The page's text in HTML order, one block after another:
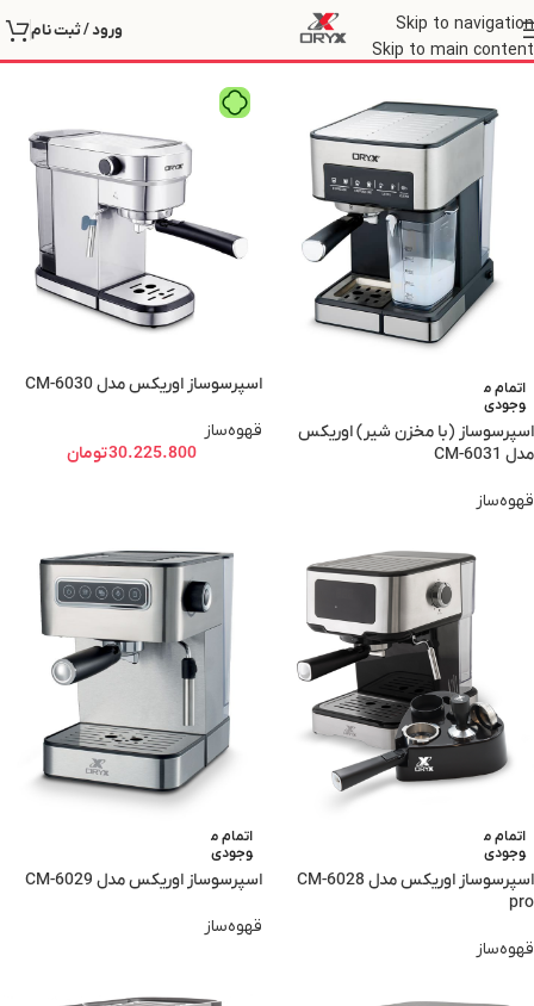
Skip to navigation
Skip to main content
ورود / ثبت نام قهوه‌ساز
اتمام م
وجودی
اسپرسوساز (با مخزن شیر) اوریکس
مدل CM-6031
قهوه‌ساز
اسپرسوساز اوریکس مدل CM-6030
قهوه‌ساز
30.225.800تومان
اتمام م
وجودی
اسپرسوساز اوریکس مدل CM-6028
pro
قهوه‌ساز
اتمام م
وجودی
اسپرسوساز اوریکس مدل CM-6029
قهوه‌ساز